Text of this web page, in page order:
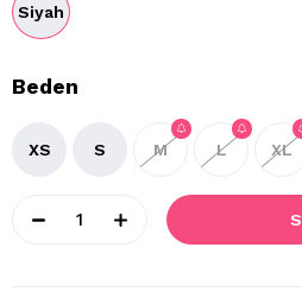
Siyah
Beden
XS S M L XL